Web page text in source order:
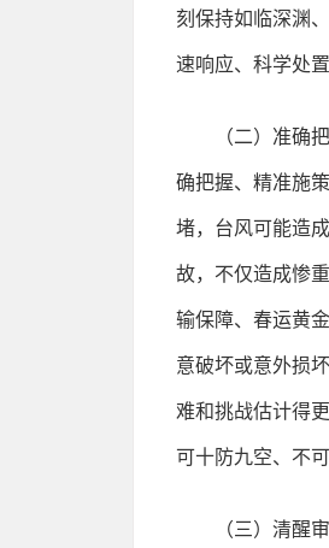
刻保持如临深渊
速响应、科学处
（二）准确
确把握、精准施
堵，台风可能造
故，不仅造成惨
输保障、春运黄
意破坏或意外损
难和挑战估计得
可十防九空、不
（三）清醒